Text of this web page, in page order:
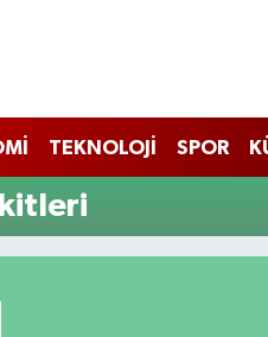
TEKNOLOJİ SPOR